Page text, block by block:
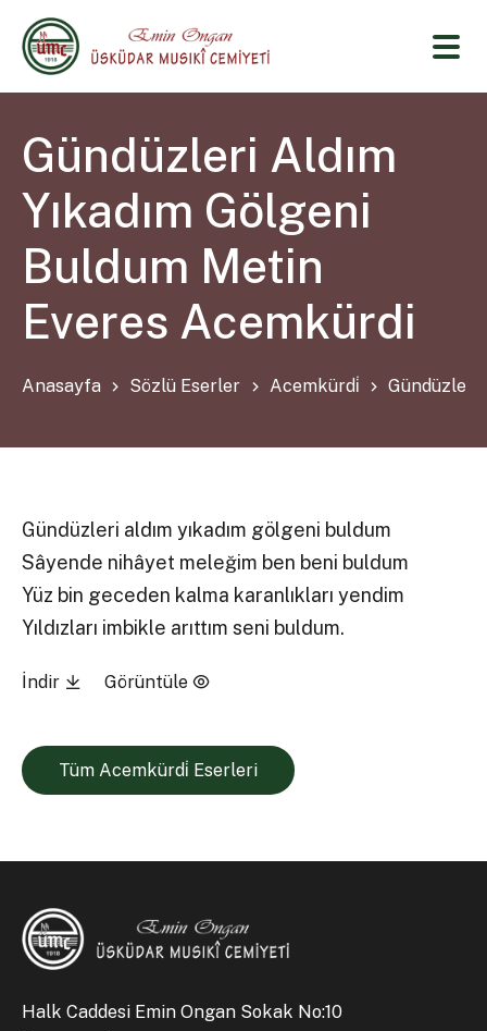
Gündüzleri Aldım
Yıkadım Gölgeni
Buldum Metin
Everes Acemkürdi
Anasayfa Sözlü Eserler Acemkürdi̇ Gündüzleri
Gündüzleri aldım yıkadım gölgeni buldum
Sâyende nihâyet meleğim ben beni buldum
Yüz bin geceden kalma karanlıkları yendim
Yıldızları imbikle arıttım seni buldum.
İndir Görüntüle
Tüm Acemkürdi̇ Eserleri
Halk Caddesi Emin Ongan Sokak No:10